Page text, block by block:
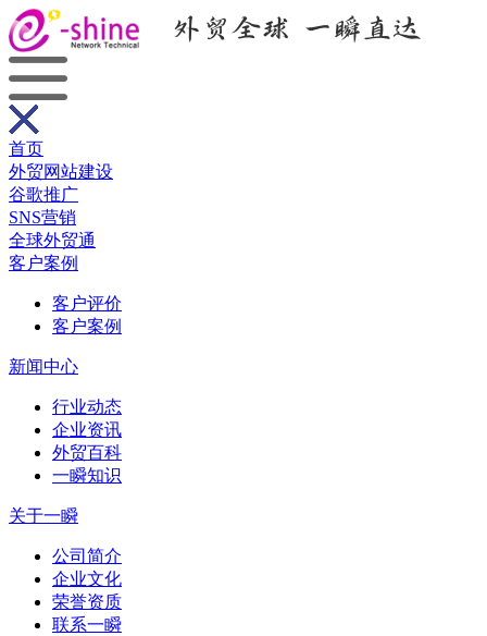
首页
外贸网站建设
谷歌推广
SNS营销
全球外贸通
客户案例
客户评价
客户案例
新闻中心
行业动态
企业资讯
外贸百科
一瞬知识
关于一瞬
公司简介
企业文化
荣誉资质
联系一瞬